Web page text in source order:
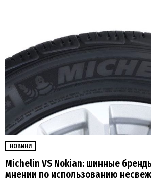
НОВИНИ
Michelin VS Nokian: шинные
мнении по использованию